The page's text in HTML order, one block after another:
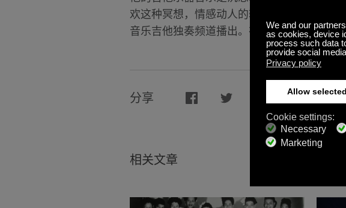
欢这种冥想，情感动人的轻松音乐。 Will
音乐吉他独奏频道播出。在平静广播Calm
分享
相关文章